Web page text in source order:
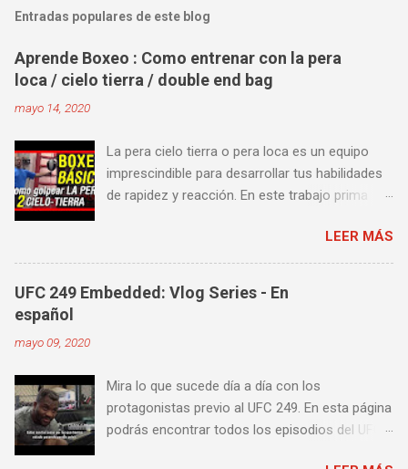
Entradas populares de este blog
Aprende Boxeo : Como entrenar con la pera
loca / cielo tierra / double end bag
mayo 14, 2020
La pera cielo tierra o pera loca es un equipo
imprescindible para desarrollar tus habilidades
de rapidez y reacción. En este trabajo prima
fuerza o la contundencia. Este trabajo también
es fenomenal para desarrollar esquives y
contra golpes a alta velocidad; así como
también las entradas rápidas para acortar
algunos videos donde puedes aprender a
golpear la pera cielo tierra o pera loca. En esta
lista de videos podrás ver diversos tipos de
LEER MÁS
UFC 249 Embedded: Vlog Series - En
español
mayo 09, 2020
Mira lo que sucede día a día con los
protagonistas previo al UFC 249. En esta página
podrás encontrar todos los episodios del UFC